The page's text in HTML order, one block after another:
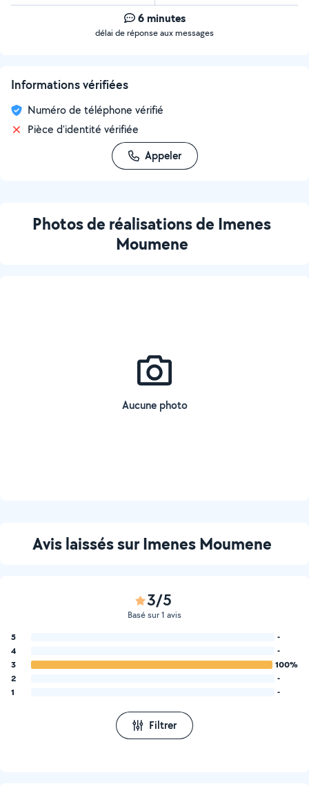
6 minutes
délai de réponse aux messages
Informations vérifiées
Numéro de téléphone vérifié
Pièce d'identité vérifiée
Appeler
Photos de réalisations de Imenes
Moumene
Aucune photo
Avis laissés sur Imenes Moumene
3/5
Basé sur 1 avis
5
-
4
-
3
100%
2
-
1
-
Filtrer